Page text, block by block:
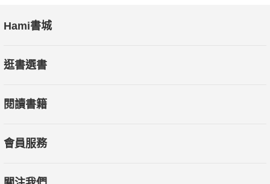
Hami書城
逛書選書
閱讀書籍
會員服務